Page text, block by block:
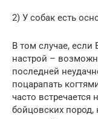
2) У собак есть
В том случае,
настрой –
последней
поцарапать
часто встречается
бойцовских